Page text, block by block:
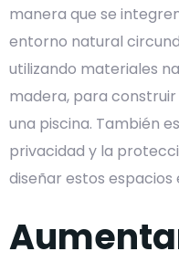
manera que se
entorno natural
utilizando materiales
madera, para
una piscina. También
privacidad y la
diseñar estos espacios